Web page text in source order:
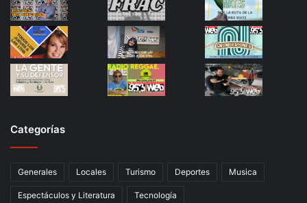
Categorías
Generales Locales Turismo Deportes Musica
Espectáculos y Literatura Tecnología